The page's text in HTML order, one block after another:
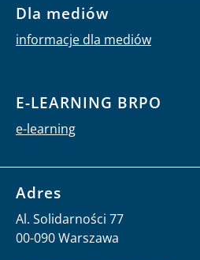
Dla mediów
informacje dla mediów
E-LEARNING BRPO
e-learning
Adres
Al. Solidarności 77
00-090 Warszawa